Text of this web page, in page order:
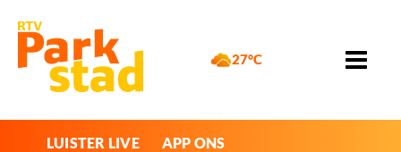
27°C
LUISTER LIVE APP ONS